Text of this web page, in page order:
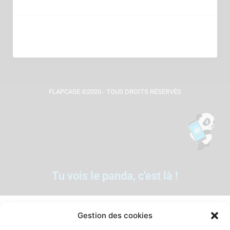
Gestion des cookies
FLAPCASE ©2020 - TOUS DROITS RÉSERVÉS
Tu vois le panda, c'est là !